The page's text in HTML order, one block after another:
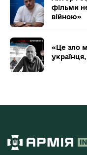
фільми
війною»
«Це зло